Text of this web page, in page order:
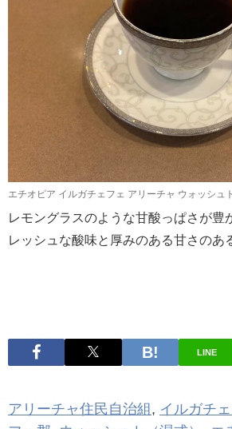
エチオピア イルガチェフェ アリーチャ ウォッシュト
レモングラスのような甘酸っぱさが豊
レッシュな酸味と厚みのある甘さのあ
LINE
アリーチャ住民自治組 , イルガチ